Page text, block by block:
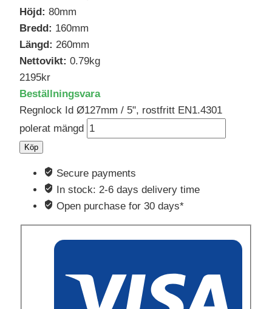
Höjd: 80mm
Bredd: 160mm
Längd: 260mm
Nettovikt: 0.79kg
2195kr
Beställningsvara
Regnlock Id Ø127mm / 5", rostfritt EN1.4301
polerat mängd
Köp
Secure payments
In stock: 2-6 days delivery time
Open purchase for 30 days*